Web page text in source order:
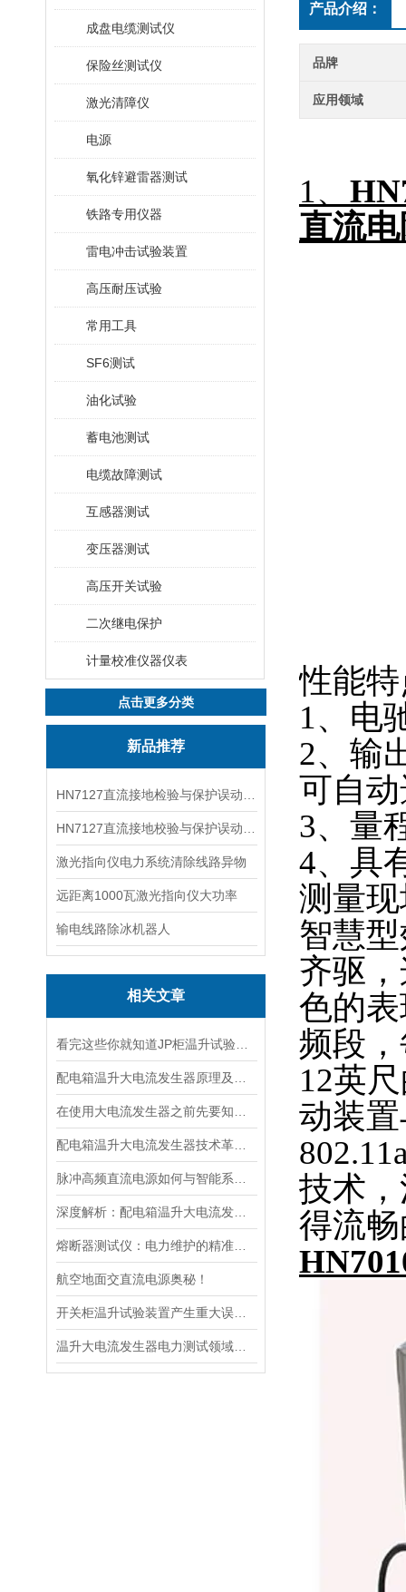
成盘电缆测试仪
保险丝测试仪
激光清障仪
电源
氧化锌避雷器测试
铁路专用仪器
雷电冲击试验装置
高压耐压试验
常用工具
SF6测试
油化试验
蓄电池测试
电缆故障测试
互感器测试
变压器测试
高压开关试验
二次继电保护
计量校准仪器仪表
点击更多分类
新品推荐
激光指向仪电力系统清除线路异物
远距离1000瓦激光指向仪大功率
输电线路除冰机器人
相关文章
航空地面交直流电源奥秘！
产品介绍：
品牌
应用领域
1、
直流
性能
1、电
2、输
可自
3、量
4、具
测量
智慧
齐驱
色的
频段
12英
动装
技术
得流